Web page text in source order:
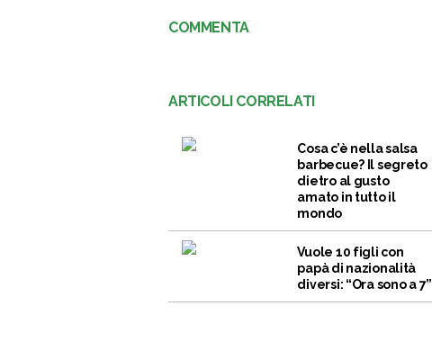
COMMENTA
ARTICOLI CORRELATI
Cosa c’è nella salsa
barbecue? Il segreto
dietro al gusto
amato in tutto il
mondo
Vuole 10 figli con
papà di nazionalità
diversi: “Ora sono a 7”